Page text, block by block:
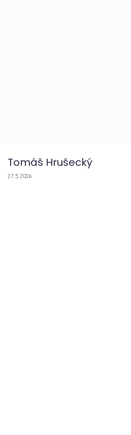
Tomáš Hrušecký
Hodnocení obchodu je 5 z 5 hvězdiček.
27.5.2026